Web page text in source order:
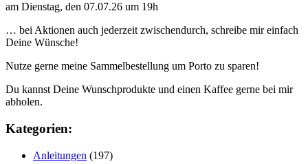
am Dienstag, den 07.07.26 um 19h
… bei Aktionen auch jederzeit zwischendurch, schreibe mir einfach
Deine Wünsche!
Nutze gerne meine Sammelbestellung um Porto zu sparen!
Du kannst Deine Wunschprodukte und einen Kaffee gerne bei mir
abholen.
Kategorien:
Anleitungen (197)